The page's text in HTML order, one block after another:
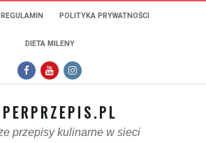
REGULAMIN POLITYKA PRYWATNOŚCI
DIETA MILENY
przepisy kulinarne w sieci